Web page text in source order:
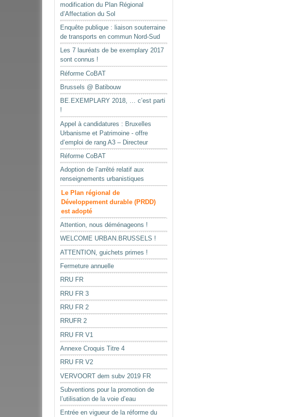
modification du Plan Régional
d’Affectation du Sol
Enquête publique : liaison souterraine
de transports en commun Nord-Sud
Les 7 lauréats de be exemplary 2017
sont connus !
Réforme CoBAT
Brussels @ Batibouw
BE.EXEMPLARY 2018, … c’est parti
!
Appel à candidatures : Bruxelles
Urbanisme et Patrimoine - offre
d’emploi de rang A3 – Directeur
Réforme CoBAT
Adoption de l’arrêté relatif aux
renseignements urbanistiques
Le Plan régional de
Développement durable (PRDD)
est adopté
Attention, nous déménageons !
WELCOME URBAN.BRUSSELS !
ATTENTION, guichets primes !
Fermeture annuelle
RRU FR
RRU FR 3
RRU FR 2
RRUFR 2
RRU FR V1
Annexe Croquis Titre 4
RRU FR V2
VERVOORT dem subv 2019 FR
Subventions pour la promotion de
l’utilisation de la voie d’eau
Entrée en vigueur de la réforme du